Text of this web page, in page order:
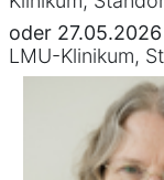
oder
LMU-Klinikum,